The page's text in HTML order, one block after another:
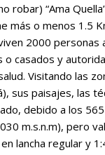
robar) “Ama
o menos 1.5
2000
casados y
Visitando las
sus paisajes, las
debido a los
m.s.n.m), pero
lancha regular y